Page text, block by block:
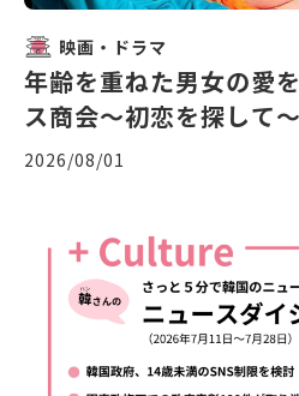
映画・ドラマ
年齢を重ねた男女の愛
ス商会〜初恋を探して〜
2026/08/01